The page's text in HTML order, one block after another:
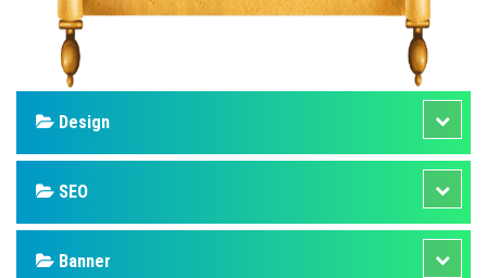
Design
SEO
Banner